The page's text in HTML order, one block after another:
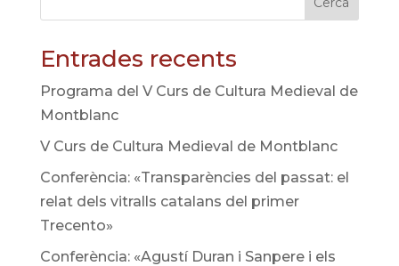
Entrades recents
Programa del V Curs de Cultura Medieval de
Montblanc
V Curs de Cultura Medieval de Montblanc
Conferència: «Transparències del passat: el
relat dels vitralls catalans del primer
Trecento»
Conferència: «Agustí Duran i Sanpere i els